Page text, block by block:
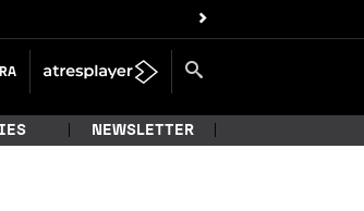
NEWSLETTER